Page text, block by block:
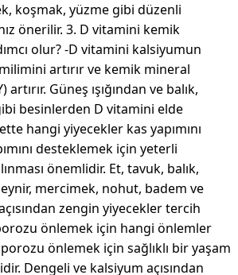
koşmak, yüzme gibi düzenli
önerilir. 3. D vitamini kemik
olur? -D vitamini kalsiyumun
artırır ve kemik mineral
Güneş ışığından ve balık,
besinlerden D vitamini elde
hangi yiyecekler kas yapımını
desteklemek için yeterli
önemlidir. Et, tavuk, balık,
mercimek, nohut, badem ve
zengin yiyecekler tercih
önlemek için hangi önlemler
önlemek için sağlıklı bir yaşam
Dengeli ve kalsiyum açısından